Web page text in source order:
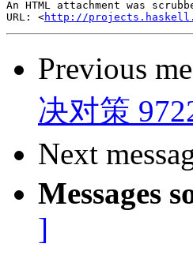
An HTML attachment was
URL: <http://
Previous
决对策
Next
Messages
]